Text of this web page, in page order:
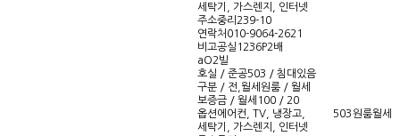
세탁기, 가스렌지, 인터넷
주소중리239-10
연락처 010-9064-2621
비고공실1236P2배
aO2빌
호실 / 준공503 / 침대있음
구분 / 전,월세원룸 / 월세
보증금 / 월세 100 / 20
옵션에어컨, TV, 냉장고,
세탁기, 가스렌지, 인터넷
503원룸월세